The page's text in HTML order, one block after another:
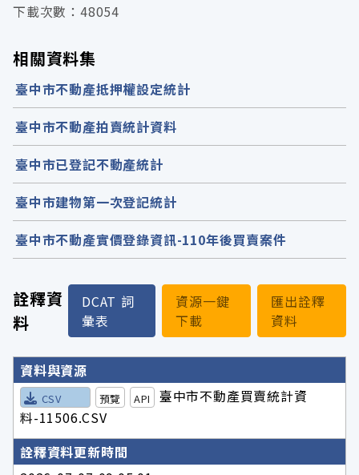
詮釋資
料
DCAT 詞
彙表
資源一鍵
下載
匯出詮釋
資料
詮釋資料詳細內容
資料與資源
CSV 預覽 API
臺中市不動產買賣統計資
料-11506.CSV
詮釋資料更新時間
下載次數：48054
相關資料集
臺中市不動產抵押權設定統計
臺中市不動產拍賣統計資料
臺中市已登記不動產統計
臺中市建物第一次登記統計
臺中市不動產實價登錄資訊-110年後買賣案件